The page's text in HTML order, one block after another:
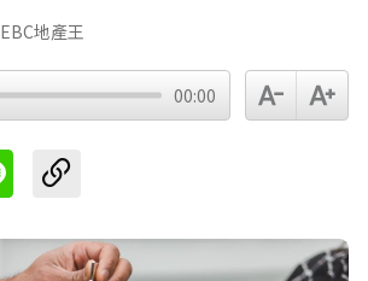
EBC地產王
00:00